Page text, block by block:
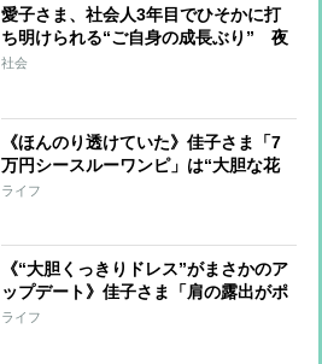
愛子さま、社会人3年目でひそかに打
ち明けられる“ご自身の成長ぶり” 夜
型生活を改め「朝、余裕をもって起き
社会
《ほんのり透けていた》佳子さま「7
万円シースルーワンピ」は“大胆な花
柄”で「自由にエモーショナルに」が
ライフ
《“大胆くっきりドレス”がまさかのア
ップデート》佳子さま「肩の露出がポ
イント」ワンピースに加えられてい
ライフ